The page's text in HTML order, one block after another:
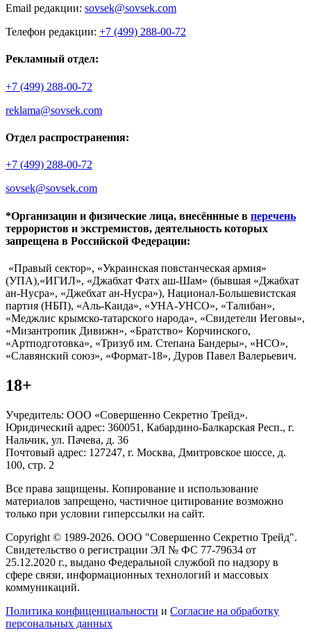
Email редакции: sovsek@sovsek.com
Телефон редакции: +7 (499) 288-00-72
Рекламный отдел:
+7 (499) 288-00-72
reklama@sovsek.com
Отдел распространения:
+7 (499) 288-00-72
sovsek@sovsek.com
*Организации и физические лица, внесённные в перечень
террористов и экстремистов, деятельность которых
запрещена в Российской Федерации:
«Правый сектор», «Украинская повстанческая армия»
(УПА),«ИГИЛ», «Джабхат Фатх аш-Шам» (бывшая «Джабхат
ан-Нусра», «Джебхат ан-Нусра»), Национал-Большевистская
партия (НБП), «Аль-Каида», «УНА-УНСО», «Талибан»,
«Меджлис крымско-татарского народа», «Свидетели Иеговы»,
«Мизантропик Дивижн», «Братство» Корчинского,
«Артподготовка», «Тризуб им. Степана Бандеры», «НСО»,
«Славянский союз», «Формат-18», Дуров Павел Валерьевич.
18+
Учредитель: ООО «Совершенно Секретно Трейд».
Юридический адрес: 360051, Кабардино-Балкарская Респ., г.
Нальчик, ул. Пачева, д. 36
Почтовый адрес: 127247, г. Москва, Дмитровское шоссе, д.
100, стр. 2
Все права защищены. Копирование и использование
материалов запрещено, частичное цитирование возможно
только при условии гиперссылки на сайт.
Copyright © 1989-2026. ООО "Совершенно Секретно Трейд".
Свидетельство о регистрации ЭЛ № ФС 77-79634 от
25.12.2020 г., выдано Федеральной службой по надзору в
сфере связи, информационных технологий и массовых
коммуникаций.
Политика конфиценциальности и Согласие на обработку
персональных данных